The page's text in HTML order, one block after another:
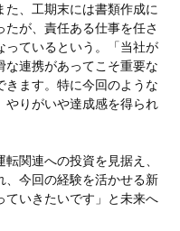
、工期末には書類作成に
が、責任ある仕事を任さ
っているという。「当社が
な連携があってこそ重要な
きます。特に今回のような
やりがいや達成感を得られ
関連への投資を見据え、
、今回の経験を活かせる新
ていきたいです」と未来へ